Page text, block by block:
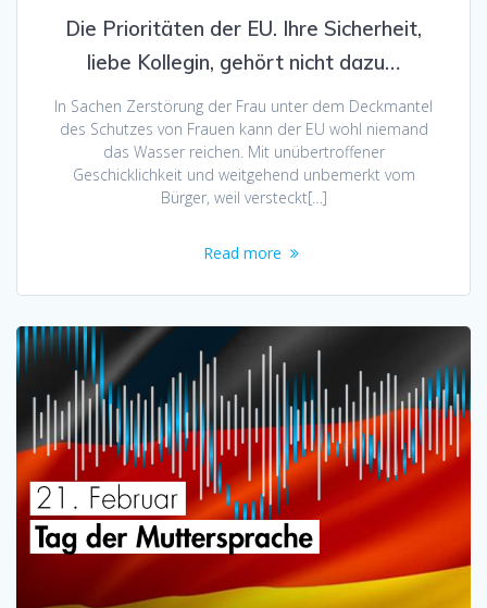
Die Prioritäten der EU. Ihre Sicherheit,
liebe Kollegin, gehört nicht dazu…
In Sachen Zerstörung der Frau unter dem Deckmantel
des Schutzes von Frauen kann der EU wohl niemand
das Wasser reichen. Mit unübertroffener
Geschicklichkeit und weitgehend unbemerkt vom
Bürger, weil versteckt[…]
Read more